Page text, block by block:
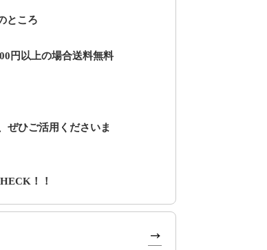
ところ
円以上の場合送料無料
ぜひご活用くださいま
！！